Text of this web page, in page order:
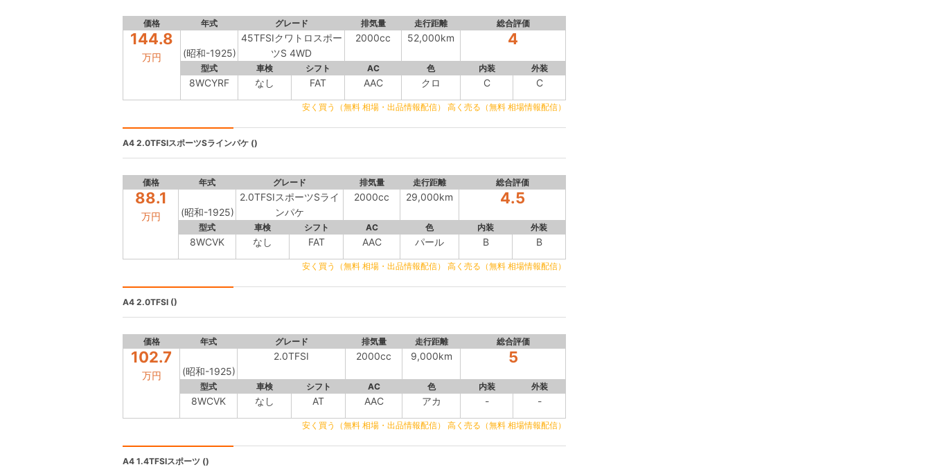
価格 年式 グレード 排気量 走行距離 総合評価
144.8
万円 (昭和-1925)
45TFSIクワトロスポー
ツS 4WD
2000cc 52,000km 4
型式 車検 シフト AC 色 内装 外装
8WCYRF なし FAT AAC クロ C C
安く買う（無料 相場・出品情報配信） 高く売る（無料 相場情報配信）
A4 2.0TFSIスポーツSラインパケ ()
価格 年式 グレード 排気量 走行距離 総合評価
88.1
万円 (昭和-1925)
2.0TFSIスポーツSライ
ンパケ
2000cc 29,000km 4.5
型式 車検 シフト AC 色 内装 外装
8WCVK なし FAT AAC パール B B
安く買う（無料 相場・出品情報配信） 高く売る（無料 相場情報配信）
A4 2.0TFSI ()
価格 年式 グレード 排気量 走行距離 総合評価
102.7
万円 (昭和-1925)
2.0TFSI 2000cc 9,000km 5
型式 車検 シフト AC 色 内装 外装
8WCVK なし AT AAC アカ - -
安く買う（無料 相場・出品情報配信） 高く売る（無料 相場情報配信）
A4 1.4TFSIスポーツ ()